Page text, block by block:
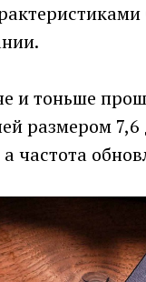
и тоньше
размером
частота